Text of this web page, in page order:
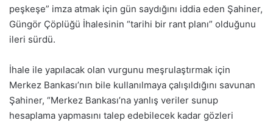
peşkeşe” imza atmak için gün saydığını iddia eden Şahiner,
Güngör Çöplüğü İhalesinin “tarihi bir rant planı” olduğunu
ileri sürdü.
İhale ile yapılacak olan vurgunu meşrulaştırmak için
Merkez Bankası’nın bile kullanılmaya çalışıldığını savunan
Şahiner, “Merkez Bankası’na yanlış veriler sunup
hesaplama yapmasını talep edebilecek kadar gözleri